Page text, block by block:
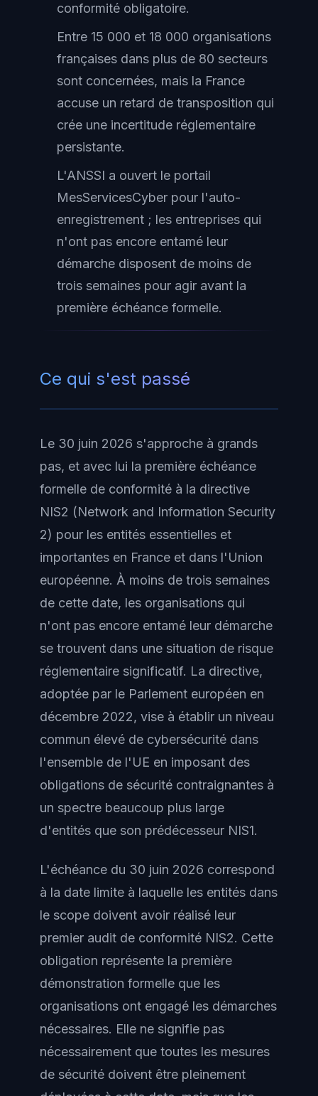
conformité obligatoire.
Entre 15 000 et 18 000 organisations
françaises dans plus de 80 secteurs
sont concernées, mais la France
accuse un retard de transposition qui
crée une incertitude réglementaire
persistante.
L'ANSSI a ouvert le portail
MesServicesCyber pour l'auto-
enregistrement ; les entreprises qui
n'ont pas encore entamé leur
démarche disposent de moins de
trois semaines pour agir avant la
première échéance formelle.
Ce qui s'est passé
Le 30 juin 2026 s'approche à grands
pas, et avec lui la première échéance
formelle de conformité à la directive
NIS2 (Network and Information Security
2) pour les entités essentielles et
importantes en France et dans l'Union
européenne. À moins de trois semaines
de cette date, les organisations qui
n'ont pas encore entamé leur démarche
se trouvent dans une situation de risque
réglementaire significatif. La directive,
adoptée par le Parlement européen en
décembre 2022, vise à établir un niveau
commun élevé de cybersécurité dans
l'ensemble de l'UE en imposant des
obligations de sécurité contraignantes à
un spectre beaucoup plus large
d'entités que son prédécesseur NIS1.
L'échéance du 30 juin 2026 correspond
à la date limite à laquelle les entités dans
le scope doivent avoir réalisé leur
premier audit de conformité NIS2. Cette
obligation représente la première
démonstration formelle que les
organisations ont engagé les démarches
nécessaires. Elle ne signifie pas
nécessairement que toutes les mesures
de sécurité doivent être pleinement